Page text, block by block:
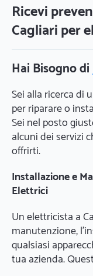
Ricevi
Cagliari per
Hai Bisogno di
Sei alla ricerca di
per riparare o
Sei nel posto
alcuni dei servizi
offrirti.
Installazione e
Elettrici
Un elettricista a
manutenzione,
qualsiasi
tua azienda.